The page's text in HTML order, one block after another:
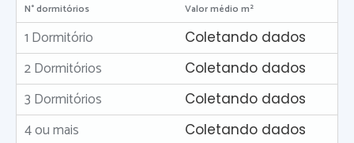
N° dormitórios Valor médio m²
1 Dormitório Coletando dados
2 Dormitórios Coletando dados
3 Dormitórios Coletando dados
4 ou mais Coletando dados